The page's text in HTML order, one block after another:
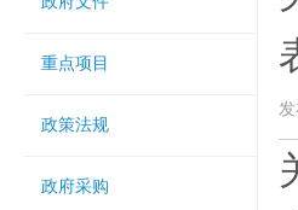
重点项目
政策法规
政府采购
发